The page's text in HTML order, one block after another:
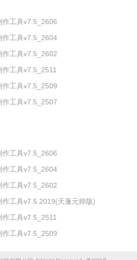
作工具v7.5_2606
作工具v7.5_2604
作工具v7.5_2602
作工具v7.5_2511
作工具v7.5_2509
作工具v7.5_2507
作工具v7.5_2606
作工具v7.5_2604
作工具v7.5_2602
作工具v7.5 2019(天蓬元帅版)
作工具v7.5_2511
作工具v7.5_2509